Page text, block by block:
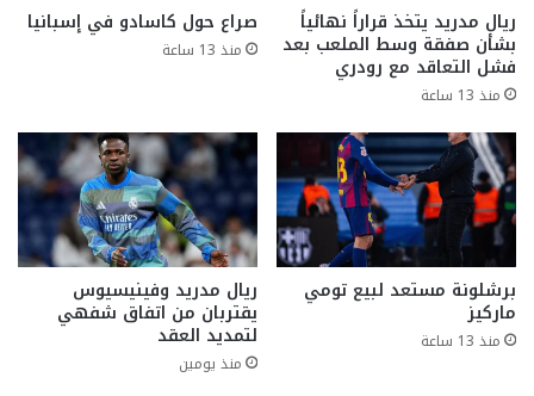
ريال مدريد يتخذ قراراً نهائياً
بشأن صفقة وسط الملعب بعد
فشل التعاقد مع رودري
منذ 13 ساعة
صراع حول كاسادو في إسبانيا
منذ 13 ساعة
برشلونة مستعد لبيع تومي
ماركيز
منذ 13 ساعة
ريال مدريد وفينيسيوس
يقتربان من اتفاق شفهي
لتمديد العقد
منذ يومين